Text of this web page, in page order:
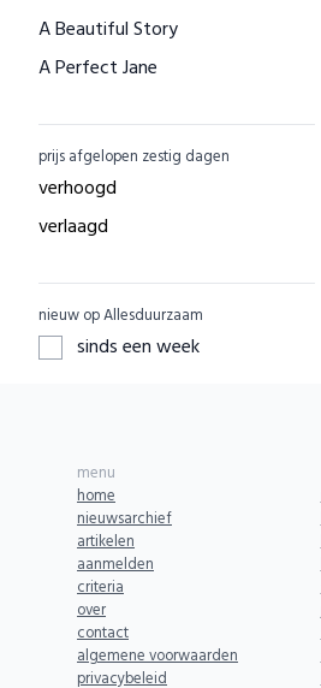
Natural Heroes
Waschbär
EcuaFina
Nature's Gift
ZO Schoon
Babybum
Biogroei
Greenpan
SKOT
BENDL
Komrads
A Beautiful Story
A Perfect Jane
AAI made with love
ACBC
ACE
AFORA.WORLD
Armedangels
ARZE
ASPORTUGUESAS
AURO
AYANI
AbbeyLAB
prijs afgelopen zestig dagen
verhoogd
verlaagd
nieuw op Allesduurzaam
sinds een week
menu
home
nieuwsarchief
artikelen
aanmelden
criteria
over
contact
algemene voorwaarden
privacybeleid